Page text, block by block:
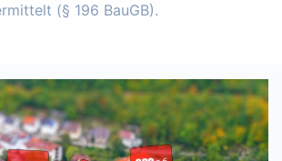
(§ 196 BauGB).